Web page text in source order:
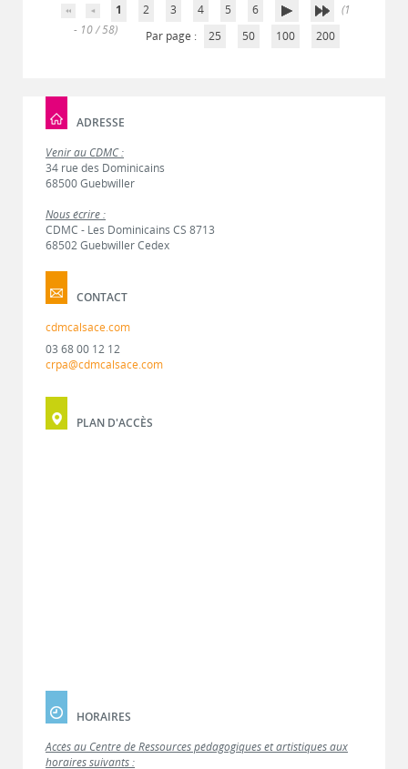
1 2 3 4 5 6
(1
- 10 / 58)
Par page : 25 50 100 200
ADRESSE
Venir au CDMC :
34 rue des Dominicains
68500 Guebwiller
Nous écrire :
CDMC - Les Dominicains CS 8713
68502 Guebwiller Cedex
CONTACT
cdmcalsace.com
03 68 00 12 12
crpa@cdmcalsace.com
PLAN D'ACCÈS
HORAIRES
Accès au Centre de Ressources pédagogiques et artistiques aux
horaires suivants :